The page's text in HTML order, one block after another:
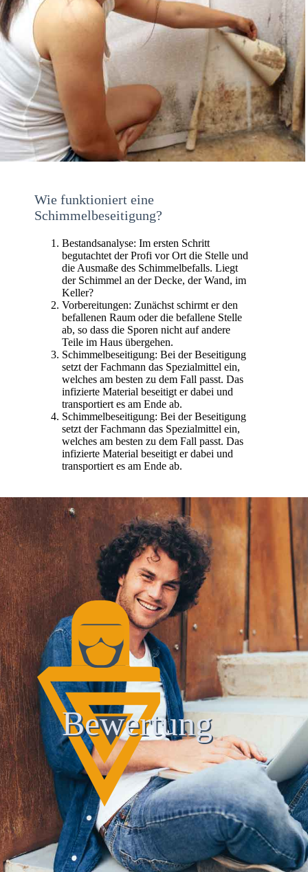
Wie funktioniert eine
Schimmelbeseitigung?
Bestandsanalyse: Im ersten Schritt
begutachtet der Profi vor Ort die Stelle und
die Ausmaße des Schimmelbefalls. Liegt
der Schimmel an der Decke, der Wand, im
Keller?
Vorbereitungen: Zunächst schirmt er den
befallenen Raum oder die befallene Stelle
ab, so dass die Sporen nicht auf andere
Teile im Haus übergehen.
Schimmelbeseitigung: Bei der Beseitigung
setzt der Fachmann das Spezialmittel ein,
welches am besten zu dem Fall passt. Das
infizierte Material beseitigt er dabei und
transportiert es am Ende ab.
Schimmelbeseitigung: Bei der Beseitigung
setzt der Fachmann das Spezialmittel ein,
welches am besten zu dem Fall passt. Das
infizierte Material beseitigt er dabei und
transportiert es am Ende ab.
Bewertung